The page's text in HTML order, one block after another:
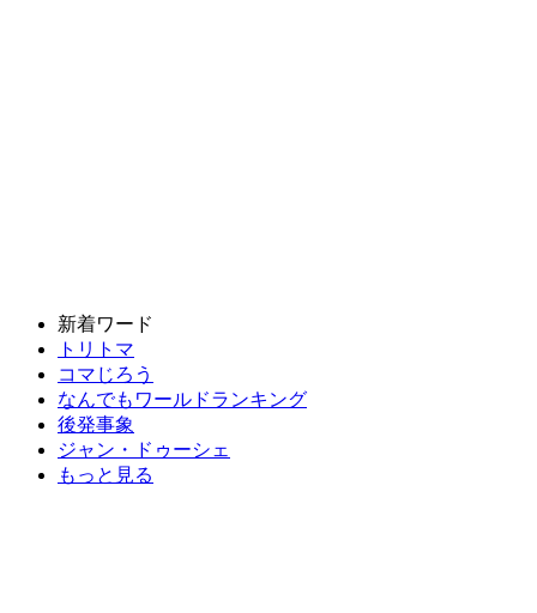
新着ワード
トリトマ
コマじろう
なんでもワールドランキング
後発事象
ジャン・ドゥーシェ
もっと見る